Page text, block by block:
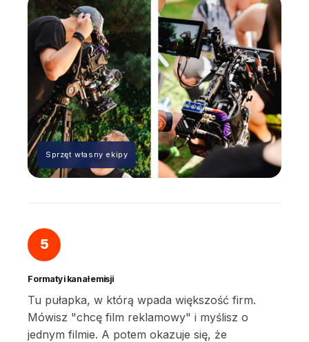
Sprzęt własny ekipy
5
Formaty i kanał emisji
Tu pułapka, w którą wpada większość firm.
Mówisz "chcę film reklamowy" i myślisz o
jednym filmie. A potem okazuje się, że